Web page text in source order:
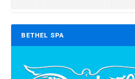
BETHEL SPA